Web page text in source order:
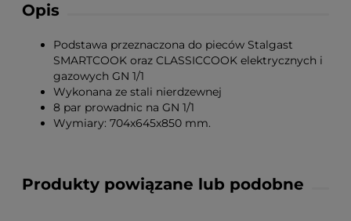
Opis
Podstawa przeznaczona do pieców Stalgast
SMARTCOOK oraz CLASSICCOOK elektrycznych i
gazowych GN 1/1
Wykonana ze stali nierdzewnej
8 par prowadnic na GN 1/1
Wymiary: 704x645x850 mm.
Produkty powiązane lub podobne